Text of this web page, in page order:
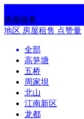
房屋租售
地区 房屋租售 点赞量
全部
高笋塘
五桥
周家坝
北山
江南新区
龙都